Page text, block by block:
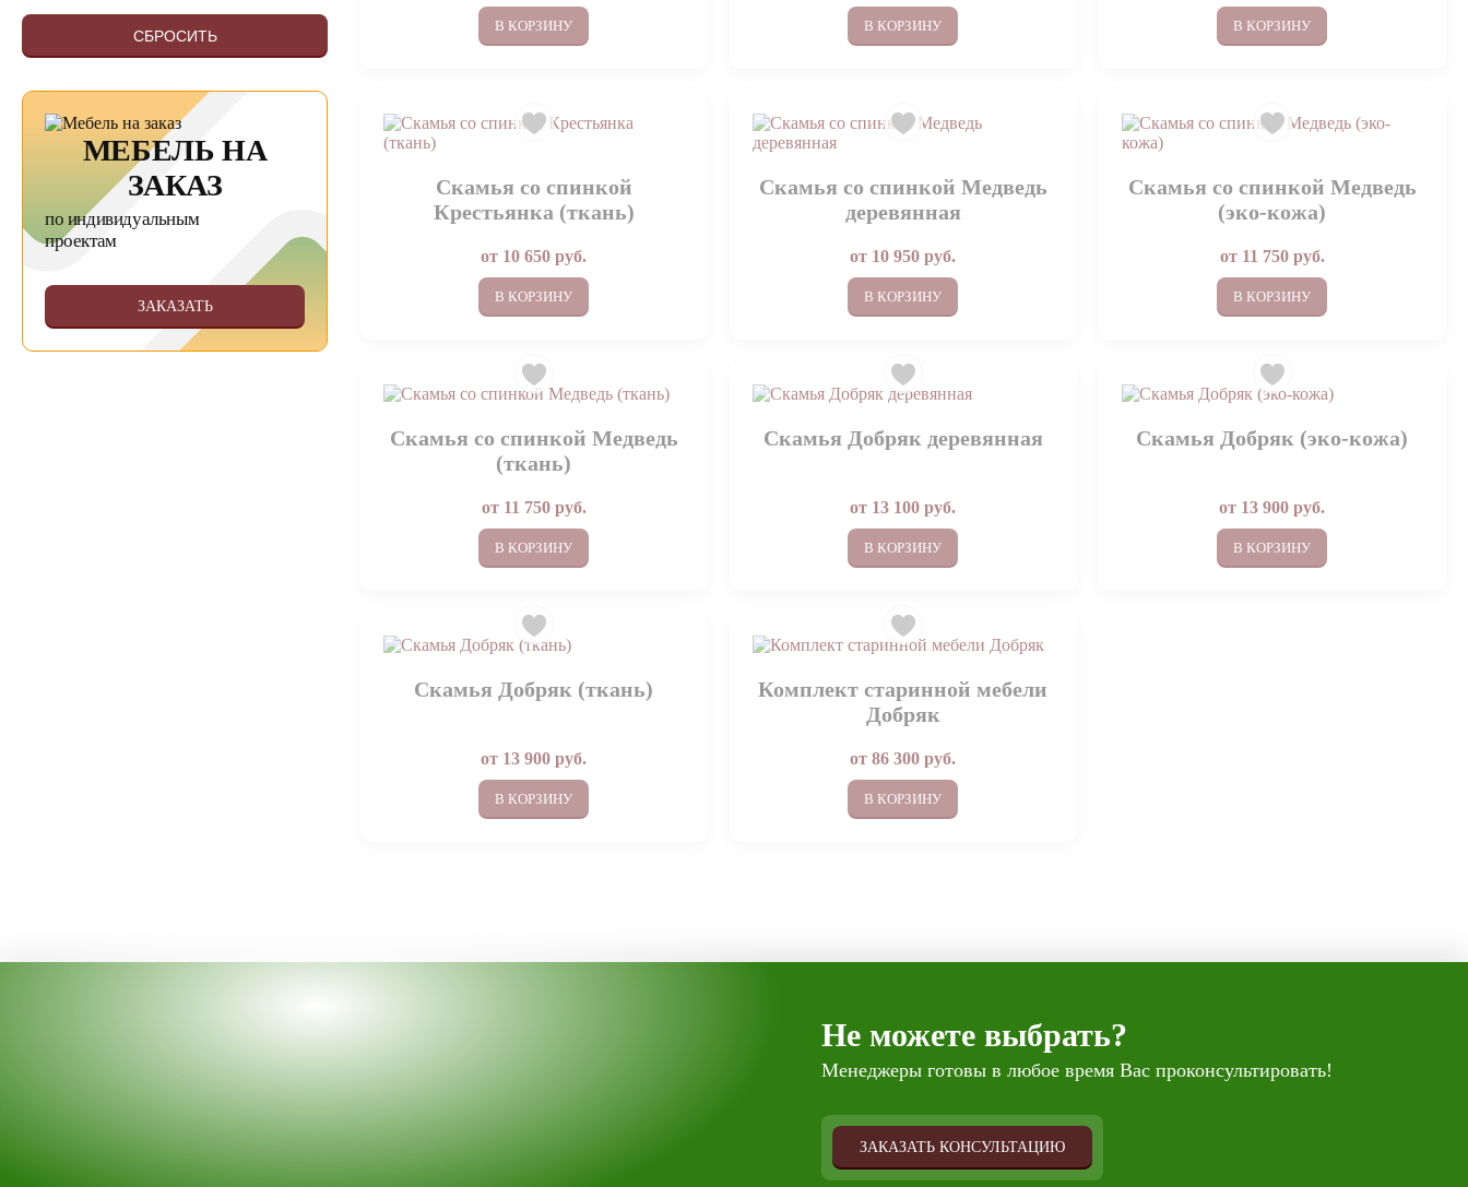
СБРОСИТЬ
МЕБЕЛЬ НА
ЗАКАЗ
по индивидуальным
проектам
ЗАКАЗАТЬ
В КОРЗИНУ В КОРЗИНУ В КОРЗИНУ
Скамья со спинкой
Крестьянка (ткань)
от 10 650 руб.
В КОРЗИНУ
Скамья со спинкой Медведь
деревянная
от 10 950 руб.
В КОРЗИНУ
Скамья со спинкой Медведь
(эко-кожа)
от 11 750руб.
В КОРЗИНУ
Скамья со спинкой Медведь
(ткань)
от 11 750руб.
В КОРЗИНУ
Скамья Добряк деревянная
от 13 100 руб.
В КОРЗИНУ
Скамья Добряк (эко-кожа)
от 13 900 руб.
В КОРЗИНУ
Скамья Добряк (ткань)
от 13 900 руб.
В КОРЗИНУ
Комплект старинной мебели
Добряк
от86 300 руб.
В КОРЗИНУ
Не можете выбрать?
Менеджеры готовы в любое время Вас проконсультировать!
ЗАКАЗАТЬ КОНСУЛЬТАЦИЮ